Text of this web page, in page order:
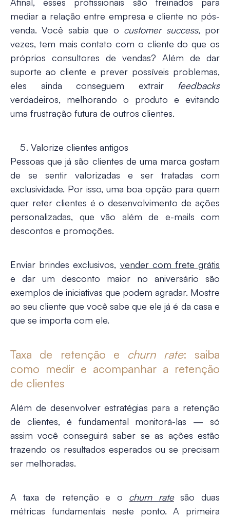
mediar a relação entre empresa e cliente no pós-
venda. Você sabia que o customer success, por
vezes, tem mais contato com o cliente do que os
próprios consultores de vendas? Além de dar
suporte ao cliente e prever possíveis problemas,
eles ainda conseguem extrair feedbacks
verdadeiros, melhorando o produto e evitando
uma frustração futura de outros clientes.
Valorize clientes antigos
Pessoas que já são clientes de uma marca gostam
de se sentir valorizadas e ser tratadas com
exclusividade. Por isso, uma boa opção para quem
quer reter clientes é o desenvolvimento de ações
personalizadas, que vão além de e-mails com
descontos e promoções.
Enviar brindes exclusivos, vender com frete grátis
e dar um desconto maior no aniversário são
exemplos de iniciativas que podem agradar. Mostre
ao seu cliente que você sabe que ele já é da casa e
que se importa com ele.
Taxa de retenção e churn rate: saiba
como medir e acompanhar a retenção
de clientes
Além de desenvolver estratégias para a retenção
de clientes, é fundamental monitorá-las — só
assim você conseguirá saber se as ações estão
trazendo os resultados esperados ou se precisam
ser melhoradas.
A taxa de retenção e o churn ratesão duas
métricas fundamentais neste ponto. A primeira